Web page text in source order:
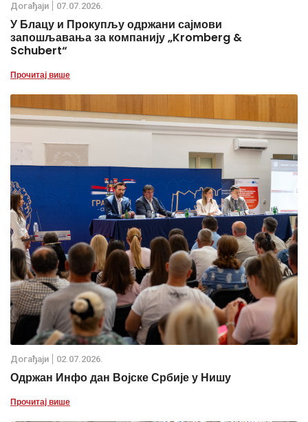
Дoгађаjи 07.07.2026.
У Блацу и Прокупљу одржани сајмови
запошљавања за компанију „Kromberg &
Schubert“
Прочитај више
Дoгађаjи 02.07.2026.
Одржан Инфо дан Војске Србије у Нишу
Прочитај више